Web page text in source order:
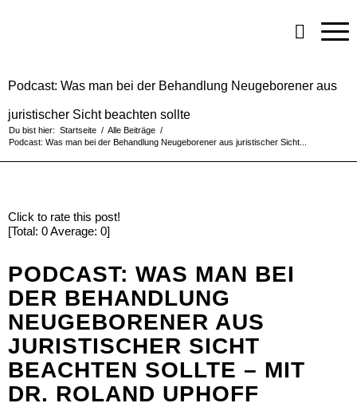
Podcast: Was man bei der Behandlung Neugeborener aus
juristischer Sicht beachten sollte
Du bist hier: Startseite / Alle Beiträge /
Podcast: Was man bei der Behandlung Neugeborener aus juristischer Sicht...
Click to rate this post!
[Total: 0Average: 0]
PODCAST: WAS MAN BEI
DER BEHANDLUNG
NEUGEBORENER AUS
JURISTISCHER SICHT
BEACHTEN SOLLTE – MIT
DR. ROLAND UPHOFF